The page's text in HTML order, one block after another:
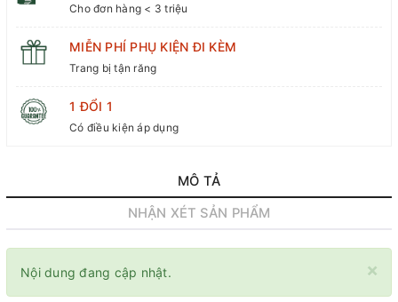
Cho đơn hàng < 3 triệu
MIỄN PHÍ PHỤ KIỆN ĐI KÈM
Trang bị tận răng
1 ĐỔI 1
Có điều kiện áp dụng
MÔ TẢ
NHẬN XÉT SẢN PHẨM
×
Nội dung đang cập nhật.